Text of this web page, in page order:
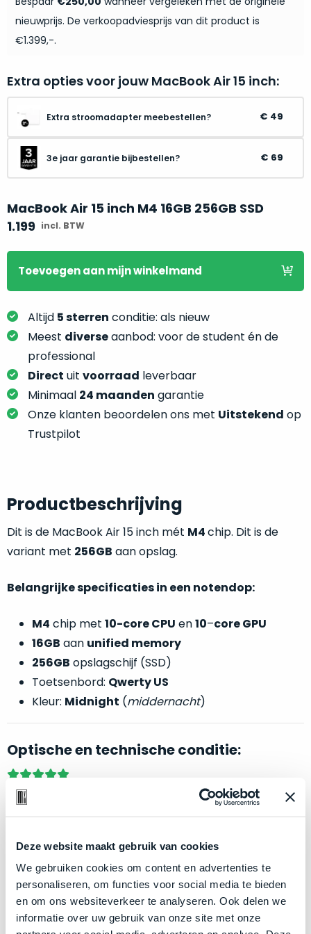
Deze website maakt gebruik van cookies
We gebruiken cookies om content en advertenties te
personaliseren, om functies voor social media te bieden
en om ons websiteverkeer te analyseren. Ook delen we
informatie over uw gebruik van onze site met onze
nieuwprijs. De verkoopadviesprijs van dit product is
€1.399,-.
Extra opties voor jouw MacBook Air 15 inch:
Extra stroomadapter meebestellen? 49
3e jaar garantie bijbestellen? 69
MacBook Air 15 inch M4 16GB 256GB SSD
1.199 incl. BTW
Toevoegenaan mijn winkelmand
Altijd 5 sterren conditie: als nieuw
Meest diverseaanbod: voor de student én de
professional
Direct uit voorraad leverbaar
Minimaal 24 maanden garantie
Onze klanten beoordelen ons met Uitstekend op
Trustpilot
Productbeschrijving
Dit is de MacBook Air 15 inch mét M4chip. Dit is de
variant met 256GB aan opslag.
Belangrijke specificaties in een notendop:
M4 chip met 10-core CPU en10–core GPU
16GB aan unified memory
256GB opslagschijf (SSD)
Toetsenbord: Qwerty US
Kleur: Midnight (middernacht)
Optische en technische conditie:
Als nieuw – nauwelijks gebruikt, maximaal
voordeel.
Dit apparaat is een ‘ customer return’. Deze is nieuw
verkocht en binnen de retourperiode geretourneerd.
Dat is het merendeel van ons aanbod. Dus niks
refurbished, niks vervangen. Simpelweg weinig
slim,
zonder
te
doen
aan
kwaliteit.
Hier
lees
welke
conditiebeschrijvingen
onze
producten
gebruiken.
Als
gebruikt,
maximaal
product
een
customer
return’.
Kort
en
binnen
de
retourperiode
teruggestuurd.
Dus
niks
niks
Simpelweg
weinig
gebruikt.
Zowel
nou
precies
We
hebben
inmiddels
zoveel
verschillende
klanten
van
een
MacBook
dat
we
welk
gebruiksdoel
een
Mac
geschikt
is.
Op
je
onze
labels.
Onze
model
biedt
het
‘all-
round’
pakket
binnen
de
Het
is
een
Mac
die